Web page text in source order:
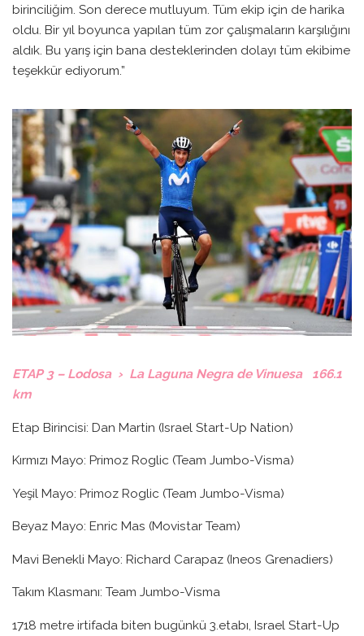
birinciliğim. Son derece mutluyum. Tüm ekip için de harika
oldu. Bir yıl boyunca yapılan tüm zor çalışmaların karşılığını
aldık. Bu yarış için bana desteklerinden dolayı tüm ekibime
teşekkür ediyorum.”
ETAP 3 – Lodosa › La Laguna Negra de Vinuesa 166.1
km
Etap Birincisi: Dan Martin (Israel Start-Up Nation)
Kırmızı Mayo: Primoz Roglic (Team Jumbo-Visma)
Yeşil Mayo: Primoz Roglic (Team Jumbo-Visma)
Beyaz Mayo: Enric Mas (Movistar Team)
Mavi Benekli Mayo: Richard Carapaz (Ineos Grenadiers)
Takım Klasmanı: Team Jumbo-Visma
1718 metre irtifada biten bugünkü 3.etabı, Israel Start-Up